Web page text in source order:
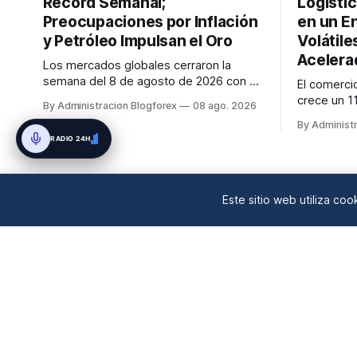
Preocupaciones por Inflación
y Petróleo Impulsan el Oro
Los mercados globales cerraron la
semana del 8 de agosto de 2026 con el
históricos impulsado por el sector
tecnológico y la IA. La renta fija vio una
caída en los rendimientos del Tesoro de
EE. UU. tras un informe de empleo más
débil. El petróleo se mantuvo al ...
By Administracion Blogforex 08 ago. 2026
en un
El
crece un
aéreos
en un
By
Este sitio web utiliza
RADIO 24H